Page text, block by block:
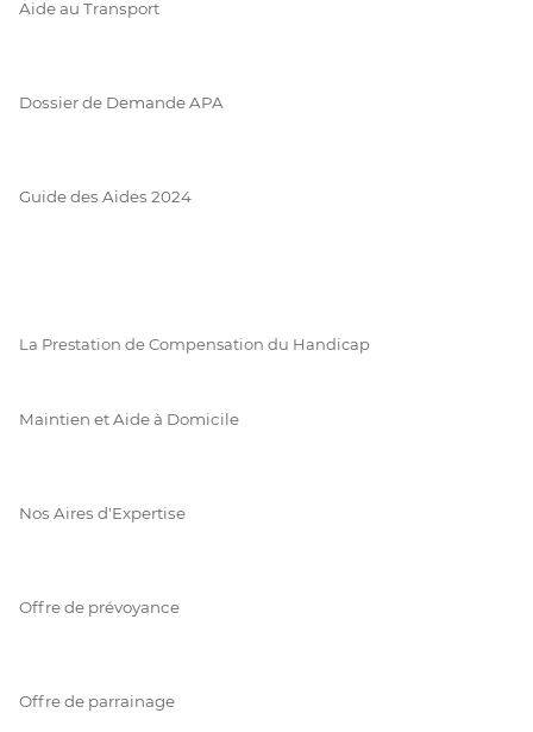
Aide au Transport
Dossier de Demande APA
Guide des Aides 2024
La Prestation de Compensation du Handicap
Maintien et Aide à Domicile
Nos Aires d'Expertise
Offre de prévoyance
Offre de parrainage